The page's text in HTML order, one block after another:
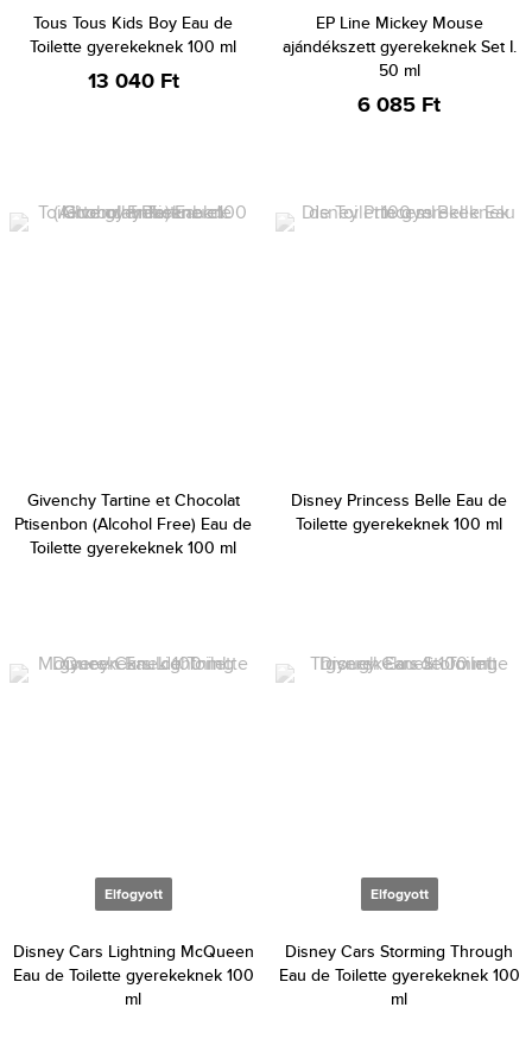
Tous Tous Kids Boy Eau de
Toilette gyerekeknek 100 ml
13 040 Ft
EP Line Mickey Mouse
ajándékszett gyerekeknek Set I.
50 ml
6 085 Ft
Givenchy Tartine et Chocolat
Ptisenbon (Alcohol Free) Eau de
Toilette gyerekeknek 100 ml
Disney Princess Belle Eau de
Toilette gyerekeknek 100 ml
Elfogyott
Disney Cars Lightning McQueen
Eau de Toilette gyerekeknek 100
ml
Elfogyott
Disney Cars Storming Through
Eau de Toilette gyerekeknek 100
ml